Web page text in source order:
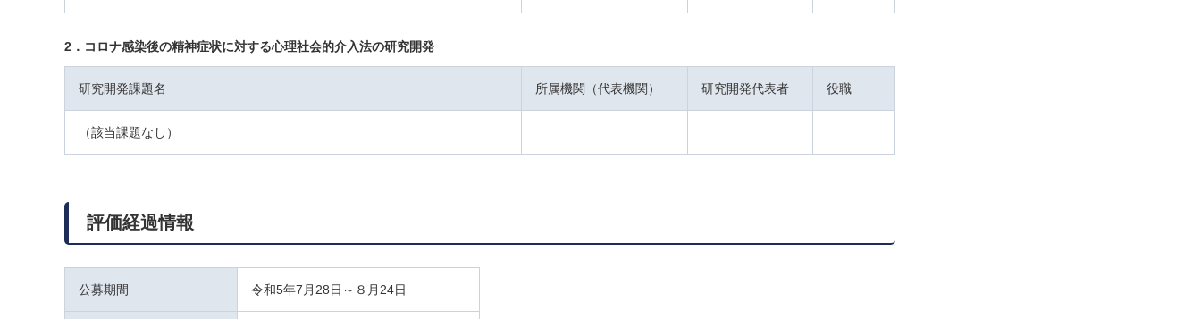
2．コロナ感染後の精神症状に対する心理社会的介入法の研究開発
研究開発課題名 所属機関（代表機関） 研究開発代表者 役職
（該当課題なし）
評価経過情報
公募期間 令和5年7月28日～８月24日